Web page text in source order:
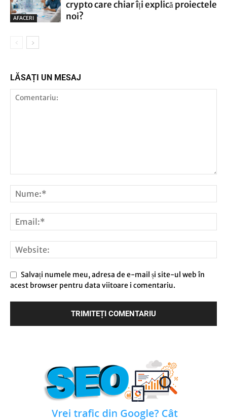
AFACERI
crypto care chiar îți explică proiectele
noi?
LĂSAȚI UN MESAJ
Salvați numele meu, adresa de e-mail și site-ul web în
acest browser pentru data viitoare i comentariu.